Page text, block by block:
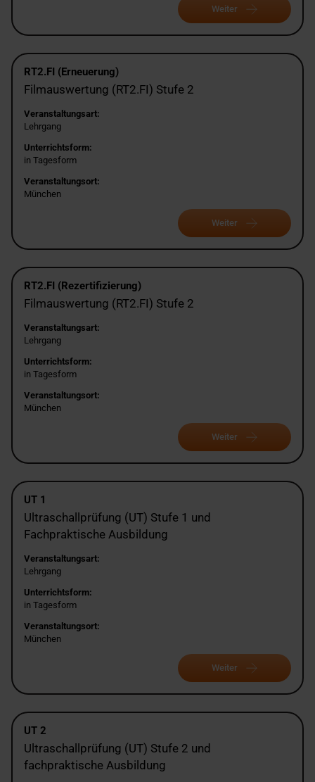
Weiter
RT2.FI (Erneuerung)
Filmauswertung (RT2.FI) Stufe 2
Veranstaltungsart:
Lehrgang
Unterrichtsform:
in Tagesform
Veranstaltungsort:
München
Weiter
RT2.FI (Rezertifizierung)
Filmauswertung (RT2.FI) Stufe 2
Veranstaltungsart:
Lehrgang
Unterrichtsform:
in Tagesform
Veranstaltungsort:
München
Weiter
UT 1
Ultraschallprüfung (UT) Stufe 1 und
Fachpraktische Ausbildung
Veranstaltungsart:
Lehrgang
Unterrichtsform:
in Tagesform
Veranstaltungsort:
München
Weiter
UT 2
Ultraschallprüfung (UT) Stufe 2 und
fachpraktische Ausbildung